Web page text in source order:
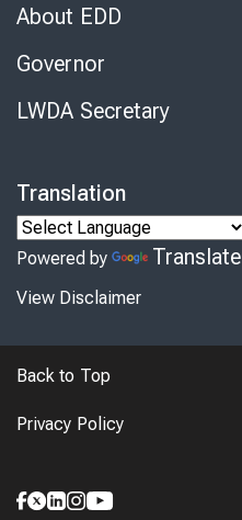
About EDD
Governor
LWDA Secretary
Translation
Powered by Translate
View Disclaimer
Back to Top
Privacy Policy